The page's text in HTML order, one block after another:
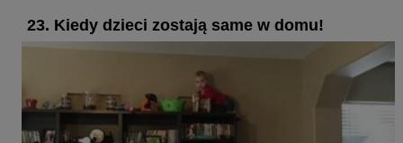
23. Kiedy dzieci zostają same w domu!